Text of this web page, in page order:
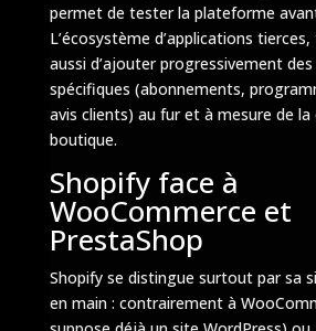
permet de tester la plateforme
L’écosystème d’applications
aussi d’ajouter progressivement
spécifiques (abonnements,
avis clients) au fur et à mesure de
boutique.
Shopify face à
WooCommerce et
PrestaShop
Shopify se distingue surtout par sa
en main : contrairement à